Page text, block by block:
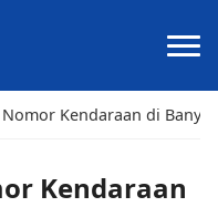
Nomor Kendaraan di
Kendaraan